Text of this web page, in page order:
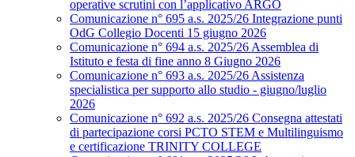
operative scrutini con l’applicativo ARGO
Comunicazione n° 695 a.s. 2025/26 Integrazione punti
OdG Collegio Docenti 15 giugno 2026
Comunicazione n° 694 a.s. 2025/26 Assemblea di
Istituto e festa di fine anno 8 Giugno 2026
Comunicazione n° 693 a.s. 2025/26 Assistenza
specialistica per supporto allo studio - giugno/luglio
2026
Comunicazione n° 692 a.s. 2025/26 Consegna attestati
di partecipazione corsi PCTO STEM e Multilinguismo
e certificazione TRINITY COLLEGE